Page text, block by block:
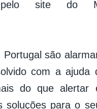
site do
são
com a ajuda
do que alertar
soluções para o